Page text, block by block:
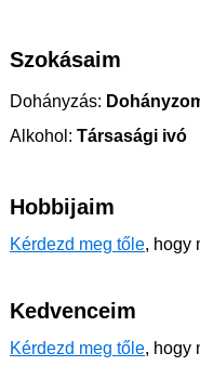
Szokásaim
Dohányzás:
Alkohol: Társasági ivó
Hobbijaim
Kérdezd meg tőle, hogy
Kedvenceim
Kérdezd meg tőle, hogy